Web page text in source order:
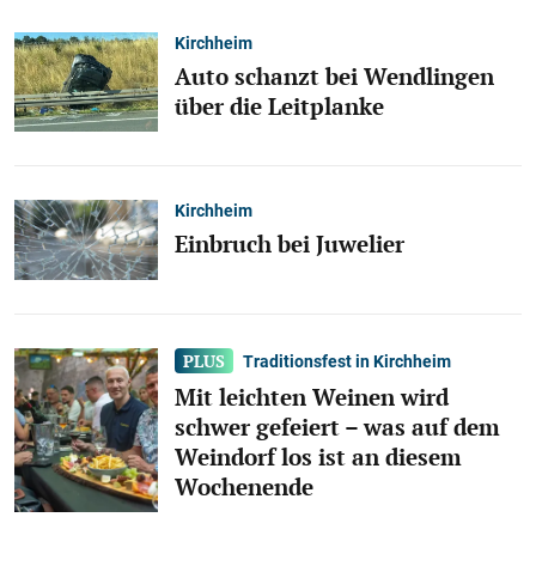
Kirchheim
Auto schanzt bei Wendlingen
über die Leitplanke
Kirchheim
Einbruch bei Juwelier
Traditionsfest in Kirchheim
Mit leichten Weinen wird
schwer gefeiert – was auf dem
Weindorf los ist an diesem
Wochenende